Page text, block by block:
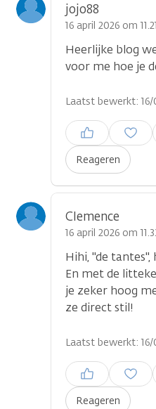
jojo88
16 april 2026 om 11.21
Heerlijke blog
voor me hoe je
Laatst bewerkt: 16/
Reageren
Inloggen om een
plaatsen
Clemence
16 april 2026 om
Hihi, "de tantes",
En met de
je zeker hoog
ze direct stil!
Laatst bewerkt: 16/
Reageren
Inloggen om een
plaatsen